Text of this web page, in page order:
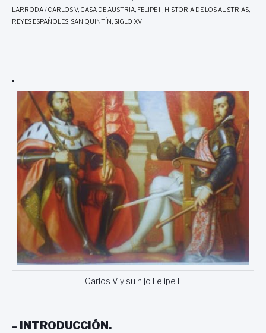
LARRODA/CARLOS V, CASA DE AUSTRIA, FELIPE II , HISTORIA DE LOS AUSTRIAS,
REYES ESPAÑOLES,SAN QUINTÍN,SIGLO XVI
.
Carlos V y su hijo Felipe II
–
INTRODUCCIÓN.